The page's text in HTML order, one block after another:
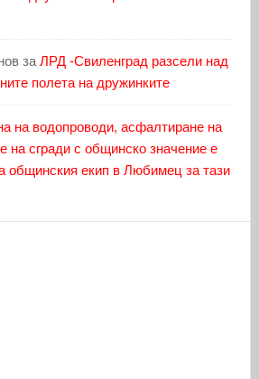
за ЛРД -Свиленград разсели над
полета на дружинките
на водопроводи, асфалтиране на
на сгради с общинско значение е
общинския екип в Любимец за тази